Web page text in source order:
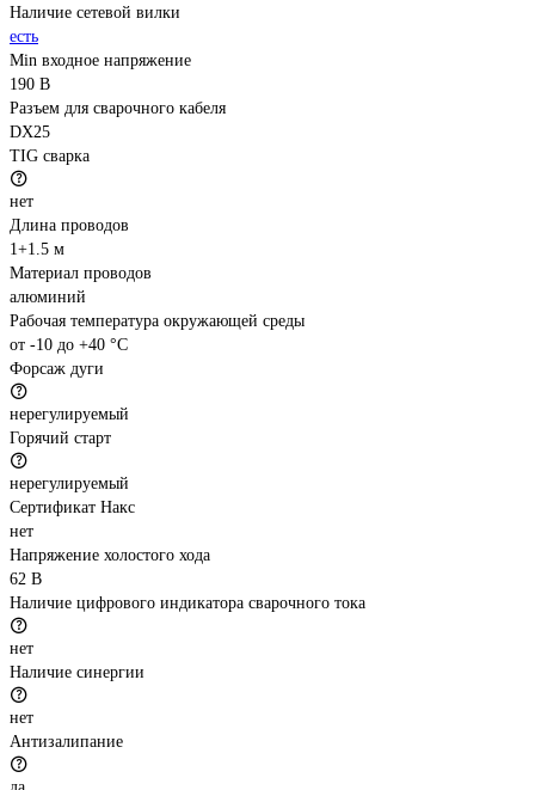
Наличие сетевой вилки
есть
Min входное напряжение
190 В
Разъем для сварочного кабеля
DX25
TIG сварка
нет
Длина проводов
1+1.5 м
Материал проводов
алюминий
Рабочая температура окружающей среды
от -10 до +40 °С
Форсаж дуги
нерегулируемый
Горячий старт
нерегулируемый
Сертификат Накс
нет
Напряжение холостого хода
62 В
Наличие цифрового индикатора сварочного тока
нет
Наличие синергии
нет
Антизалипание